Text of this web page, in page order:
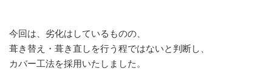
今回は、劣化はしているものの、
葺き替え・葺き直しを行う程ではないと判断し、
カバー工法を採用いたしました。